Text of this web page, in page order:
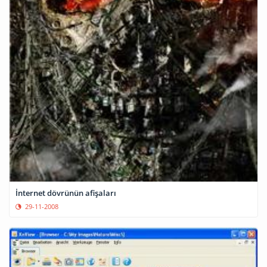
İnternet dövrünün afişaları
29-11-2008